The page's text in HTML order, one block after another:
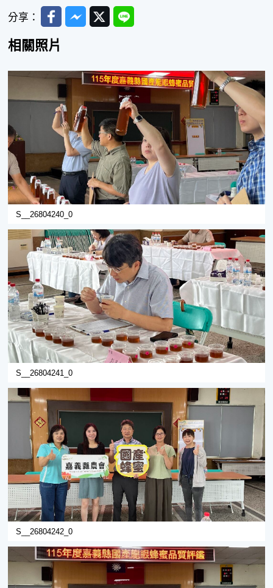
分享： FacebookMessenger
TwitterLine
相關照片
S__26804240_0
S__26804241_0
S__26804242_0